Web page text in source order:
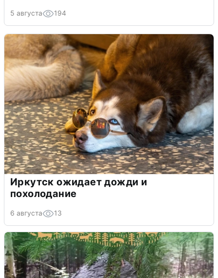
5 августа 194
Иркутск ожидает дожди и
похолодание
6 августа 13